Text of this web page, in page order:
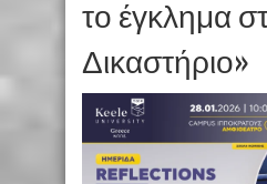
το έγκλημα
Δικαστήριο»